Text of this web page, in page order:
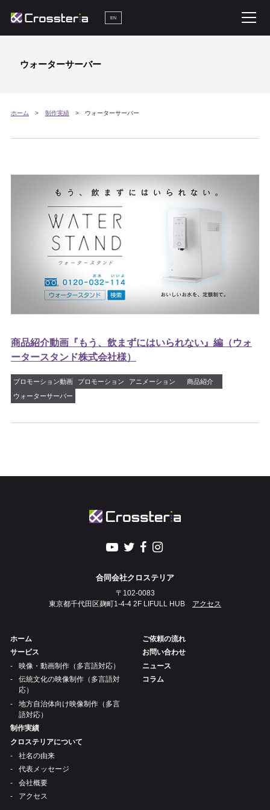
EN
ウォーターサーバー
ホーム 制作実績 ウォーターサーバー
商品紹介動画『もう、飲まずにはいられない』編（ウォ
ータースタンド株式会社様）
プロモーション動画 プロモーション アニメーション
商品紹介
ウォーターサーバー
合同会社クロステリア
〒102-0083
東京都千代田区麹町1-4-4 2F LIFULL HUB アクセス
ホーム
サービス
映像・動画制作（多言語対応）
伝統文化の映像制作（多言語対
応）
地方自治体向け映像制作（多言
語対応）
制作実績
クロステリアについて
社名の由来
代表メッセージ
会社概要
アクセス
ご依頼の流れ
お問い合わせ
ニュース
コラム